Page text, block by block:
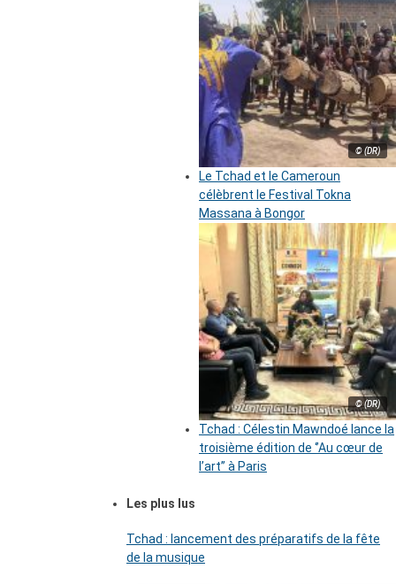
© (DR)
Le Tchad et le Cameroun
célèbrent le Festival Tokna
Massana à Bongor
© (DR)
Tchad : Célestin Mawndoé lance la
troisième édition de ‘’Au cœur de
l’art’’ à Paris
Les plus lus
Tchad : lancement des préparatifs de la fête
de la musique